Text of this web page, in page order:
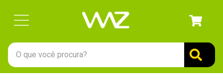
O que você procura?